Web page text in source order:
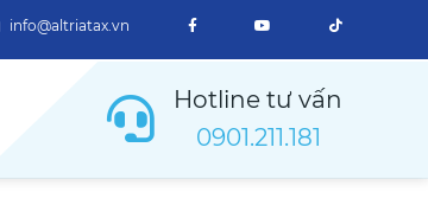
info@altriatax.vn
Hotline tư vấn
0901.211.181